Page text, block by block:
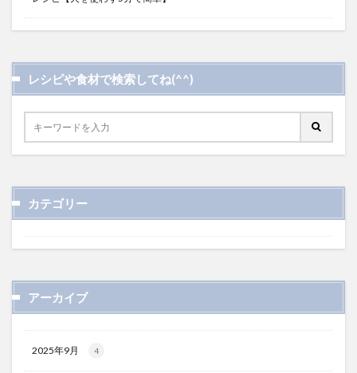
レシピや食材で検索してね(^^)
カテゴリー
アーカイブ
2025年9月 4